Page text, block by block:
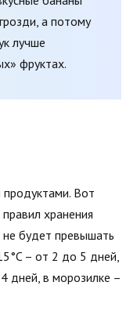
а потому
лучше
фруктах.
Вот
хранения
не будет превышать
– от 2 до 5 дней,
дней, в морозилке –